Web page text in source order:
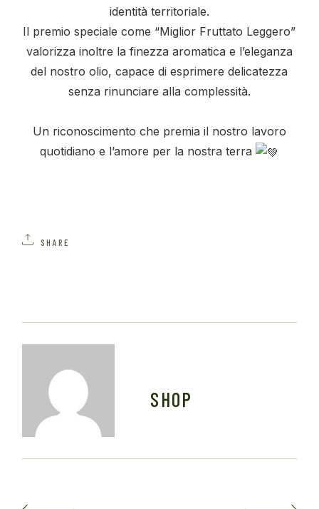
identità territoriale.
Il premio speciale come “Miglior Fruttato Leggero”
valorizza inoltre la finezza aromatica e l’eleganza
del nostro olio, capace di esprimere delicatezza
senza rinunciare alla complessità.
Un riconoscimento che premia il nostro lavoro
quotidiano e l’amore per la nostra terra
SHARE
SHOP